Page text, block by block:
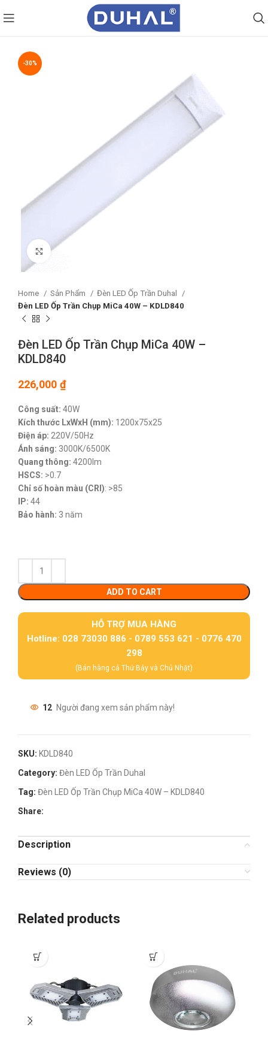
-30%
Click to enlarge
Home Sản Phẩm
Đèn LED Ốp Trần Duhal
Đèn LED Ốp Trần Chụp MiCa 40W – KDLD840
Đèn LED Ốp Trần Chụp MiCa 40W –
KDLD840
226,000 ₫
Công suất: 40W
Kích thước LxWxH (mm): 1200x75x25
Điện áp: 220V/50Hz
Ánh sáng: 3000K/6500K
Quang thông: 4200lm
HSCS: >0.7
Chỉ số hoàn màu (CRI): >85
IP: 44
Bảo hành: 3 năm
ADD TO CART
HỖ TRỢ MUA HÀNG
Hotline: 028 73030 886 - 0789 553 621 - 0776 470
298
(Bán hàng cả Thứ Bảy và Chủ Nhật)
12 Người đang xem sản phẩm này!
SKU: KDLD840
Category: Đèn LED Ốp Trần Duhal
Tag: Đèn LED Ốp Trần Chụp MiCa 40W – KDLD840
Share:
Description
Reviews (0)
Related products